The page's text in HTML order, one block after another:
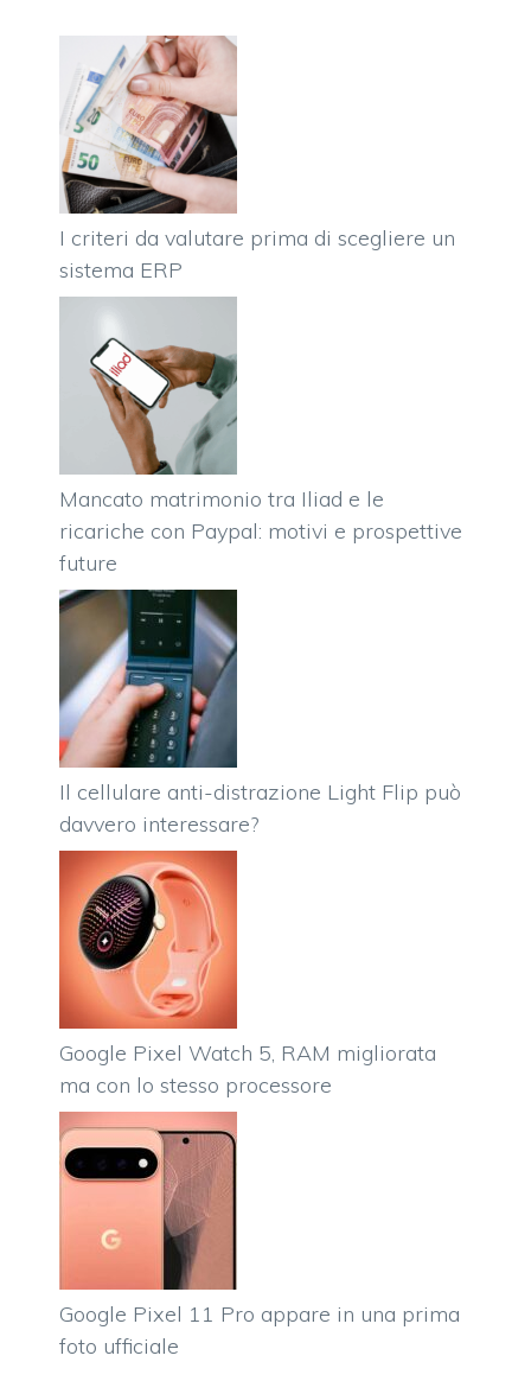
I criteri da valutare prima di scegliere un
sistema ERP
Mancato matrimonio tra Iliad e le
ricariche con Paypal: motivi e prospettive
future
Il cellulare anti-distrazione Light Flip può
davvero interessare?
Google Pixel Watch 5, RAM migliorata
ma con lo stesso processore
Google Pixel 11 Pro appare in una prima
foto ufficiale